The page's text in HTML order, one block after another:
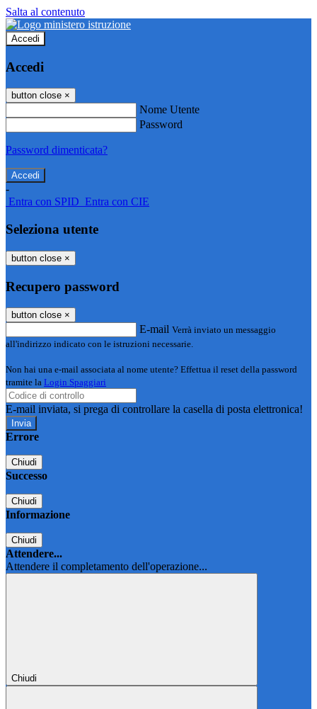
Salta al contenuto
Accedi
Accedi
button close ×
Nome Utente
Password
Password dimenticata?
-
Entra con SPID Entra con CIE
Seleziona utente
button close ×
Recupero password
button close ×
E-mail Verrà inviato un messaggio
all'indirizzo indicato con le istruzioni necessarie.
Non hai una e-mail associata al nome utente? Effettua il reset della password
tramite la Login Spaggiari
E-mail inviata, si prega di controllare la casella di posta elettronica!
Errore
Chiudi
Successo
Chiudi
Informazione
Chiudi
Attendere...
Attendere il completamento dell'operazione...
Chiudi